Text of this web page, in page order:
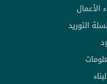
الأعمال
التوريد